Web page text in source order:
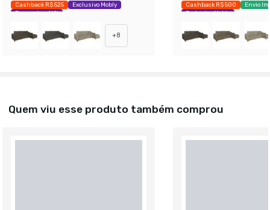
Cashback R$ 525
Exclusivo Mobly
Economize 46%
+8
Cashback R$ 500
Envio
Exclusivo Mobly
Quem viu esse produto também comprou